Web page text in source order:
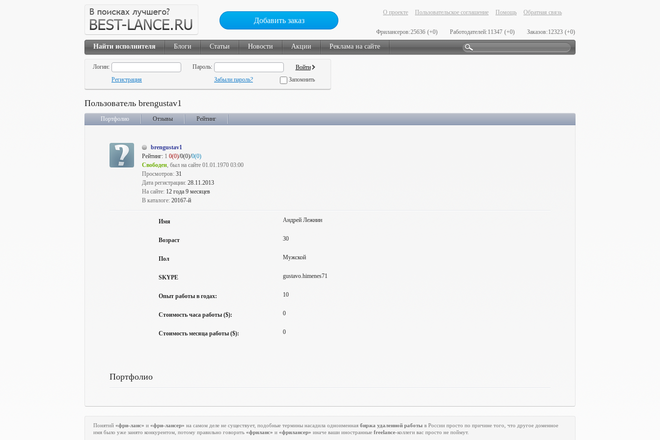
Добавить заказ
О проекте Пользовательское соглашение Помощь Обратная связь
Фрилансеров:25636 (+0) Работодателей:11347 (+0) Заказов:12323 (+0)
Найти исполнителя Блоги Статьи Новости Акции Реклама на сайте
Логин:
Пароль:
Регистрация
Забыли пароль? Запомнить
Пользователь brengustav1
Портфолио Отзывы Рейтинг
brengustav1
Рейтинг: 1 0(0)/0(0)/0(0)
Свободен, был на сайте 01.01.1970 03:00
Просмотров: 31
Дата регистрации: 28.11.2013
На сайте: 12 года 9 месяцев
В каталоге: 20167-й
Имя Андрей Лежнин
Возраст 30
Пол Мужской
SKYPE gustavo.himenes71
Опыт работы в годах: 10
Стоимость часа работы ($): 0
Стоимость месяца работы ($): 0
Портфолио
Понятий «фри-ланс» и «фри-лансер» на самом деле не существует, подобные термины насадила одноименная биржа удаленной работы в России просто по причине того, что другое доменное
имя было уже занято конкурентом, потому правильно говорить «фриланс» и «фрилансер» иначе ваши иностранные freelance-коллеги вас просто не поймут.